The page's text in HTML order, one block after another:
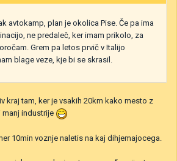
avtokamp, plan je okolica Pise. Če pa ima
ne predaleč, ker imam prikolo, za
Grem pa letos prvič v Italijo
blage veze, kje bi se skrasil.
kraj tam, ker je vsakih 20km kako mesto z
manj industrije
10min voznje naletis na kaj dihjemajocega.